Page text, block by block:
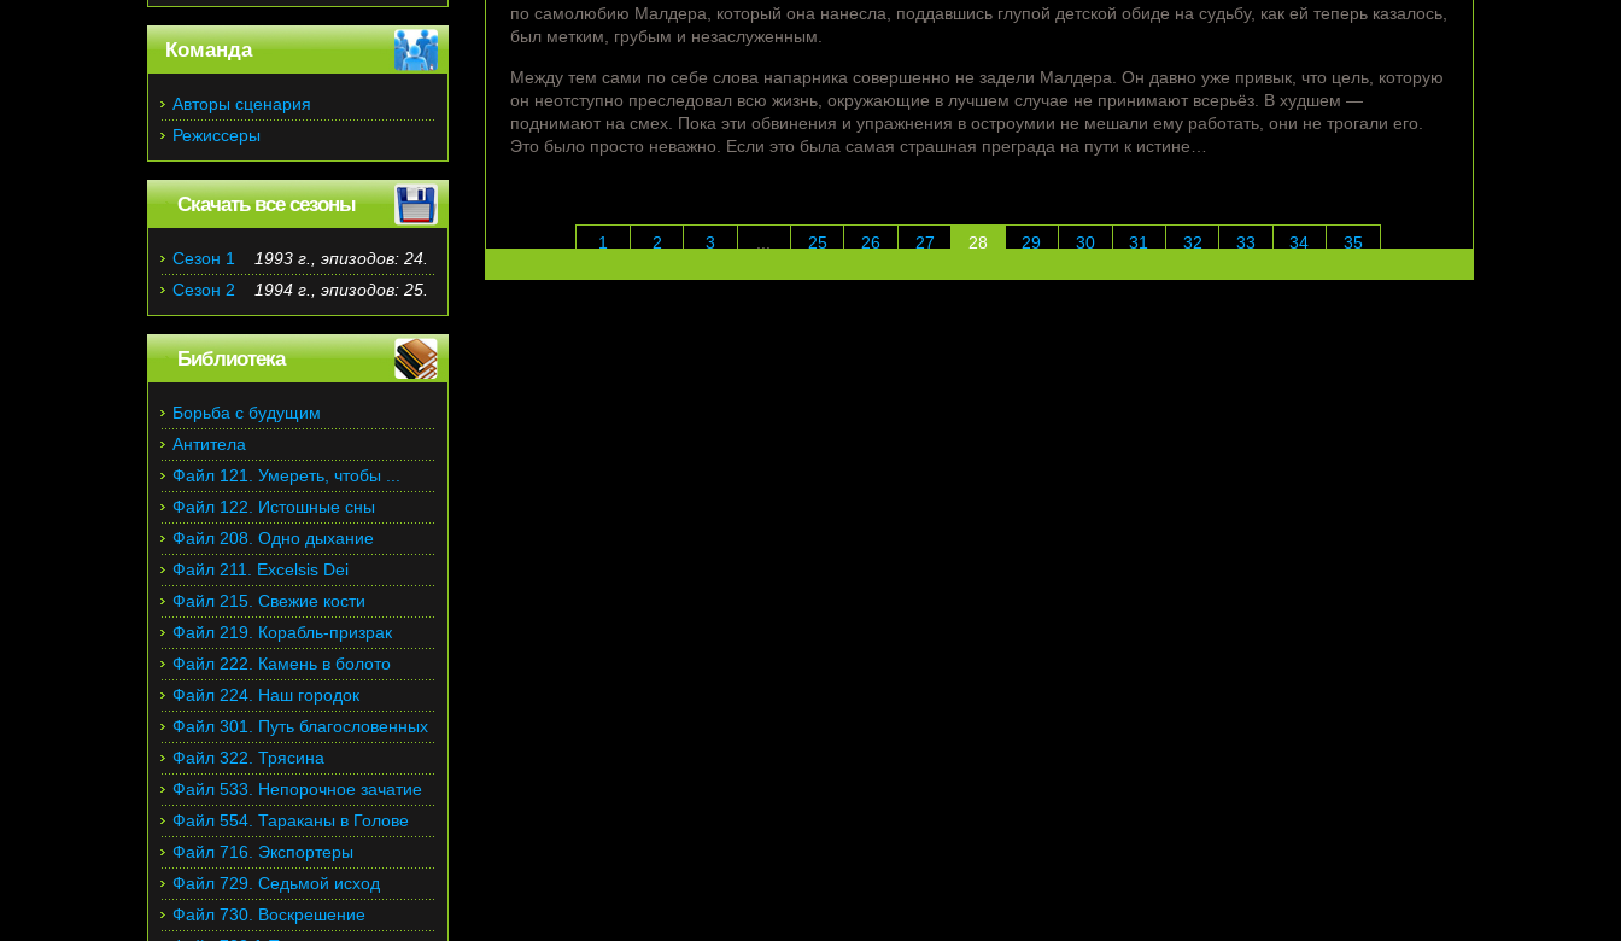
по самолюбию Малдера, который она нанесла, поддавшись глупой детской обиде на судьбу, как ей теперь казалось,
был метким, грубым и незаслуженным.
Между тем сами по себе слова напарника совершенно не задели Малдера. Он давно уже привык, что цель, которую
он неотступно преследовал всю жизнь, окружающие в лучшем случае не принимают всерьёз. В худшем —
поднимают на смех. Пока эти обвинения и упражнения в остроумии не мешали ему работать, они не трогали его.
Это было просто неважно. Если это была самая страшная преграда на пути к истине…
1 2 3 25 26 27 28 29 30 31 32 33 34 35
Команда
Авторы сценария
Режиссеры
Скачать все сезоны
Сезон 1
1993 г., эпизодов: 24.
Сезон 2
1994 г., эпизодов: 25.
Библиотека
Борьба с будущим
Антитела
Файл 121. Умереть, чтобы ...
Файл 122. Истошные сны
Файл 208. Одно дыхание
Файл 211. Excelsis Dei
Файл 215. Свежие кости
Файл 219. Корабль-призрак
Файл 222. Камень в болото
Файл 224. Наш городок
Файл 301. Путь благословенных
Файл 322. Трясина
Файл 533. Непорочное зачатие
Файл 554. Тараканы в Голове
Файл 716. Экспортеры
Файл 729. Седьмой исход
Файл 730. Воскрешение